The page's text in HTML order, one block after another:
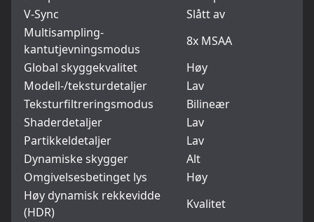
V-Sync
Slått av
Multisampling-
kantutjevningsmodus
8x MSAA
Global skyggekvalitet
Høy
Modell-/teksturdetaljer
Lav
Teksturfiltreringsmodus
Bilineær
Shaderdetaljer
Lav
Partikkeldetaljer
Lav
Dynamiske skygger
Alt
Omgivelsesbetinget lys
Høy
Høy dynamisk rekkevidde
(HDR)
Kvalitet